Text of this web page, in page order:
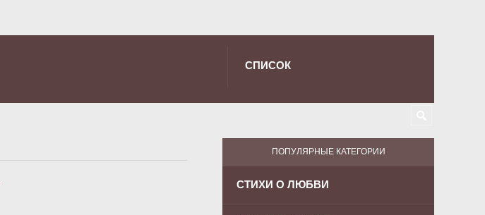
СПИСОК
ПОПУЛЯРНЫЕ КАТЕГОРИИ
СТИХИ О ЛЮБВИ